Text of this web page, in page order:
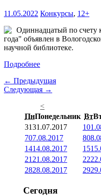
11.05.2022 Конкурсы, 12+
Одиннадцатый по счету
года" объявлен в
научной библиотеке.
Подробнее
← Предыдущая
Следующая →
<
ПнПонедельник Вт
3131.07.2017 1
707.08.2017 8
1414.08.2017 15
21 21.08.2017 22
2828.08.2017 29
Сегодня